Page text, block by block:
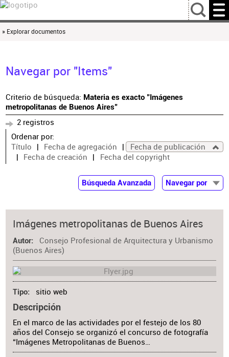
…
» Explorar documentos
Navegar por "Items"
Criterio de búsqueda: Materia es exacto "Imágenes
metropolitanas de Buenos Aires"
2 registros
Ordenar por:
Título
Fecha de agregación
Fecha de publicación
Fecha de creación
Fecha del copyright
Búsqueda Avanzada
Navegar por
Autor
Colaborador
Materia
Imágenes metropolitanas de Buenos Aires
Autor
Consejo Profesional de Arquitectura y Urbanismo
(Buenos Aires)
Tipo sitio web
Descripción
En el marco de las actividades por el festejo de los 80
años del Consejo se organizó el concurso de fotografía
“Imágenes Metropolitanas de Buenos…